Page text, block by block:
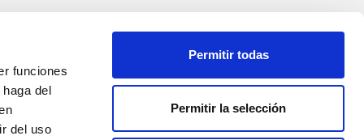
funciones
del
del uso
Permitir todas
Permitir la selección